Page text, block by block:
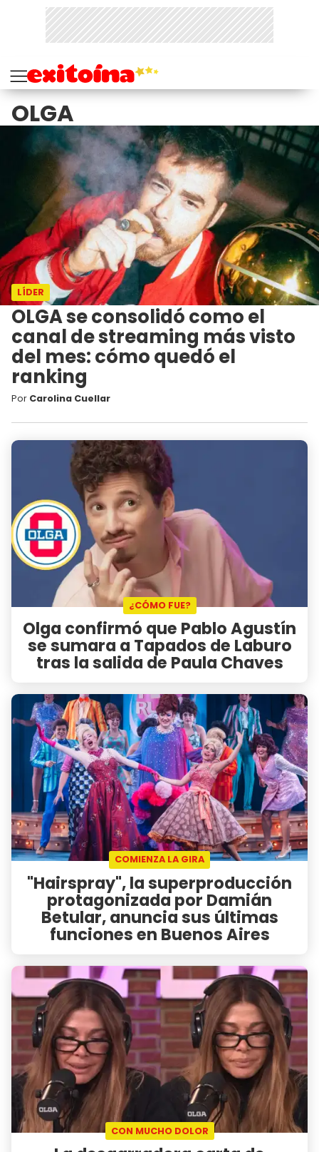
OLGA
LÍDER
OLGA se consolidó como el
canal de streaming más visto
del mes: cómo quedó el
ranking
Por Carolina Cuellar
¿CÓMO FUE?
Olga confirmó que Pablo Agustín
se sumara a Tapados de Laburo
tras la salida de Paula Chaves
COMIENZA LA GIRA
"Hairspray", la superproducción
protagonizada por Damián
Betular, anuncia sus últimas
funciones en Buenos Aires
CON MUCHO DOLOR